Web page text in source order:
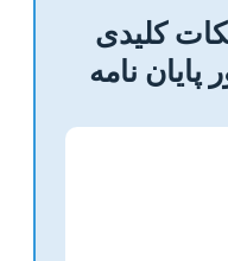
کلیدی
نامه